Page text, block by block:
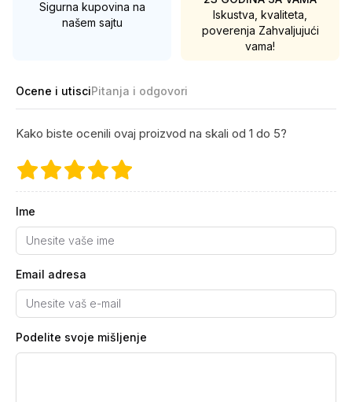
Sigurna kupovina na
našem sajtu
Iskustva, kvaliteta,
poverenja Zahvaljujući
vama!
Ocene i utisciPitanja i odgovori
Kako biste ocenili ovaj proizvod na skali od 1 do 5?
Ime
Email adresa
Podelite svoje mišljenje